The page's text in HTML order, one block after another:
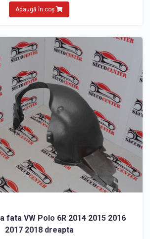
Adaugă în coș
fata VW Polo 6R 2014 2015 2016
2017 2018 dreapta